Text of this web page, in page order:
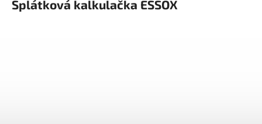
Splátková kalkulačka ESSOX